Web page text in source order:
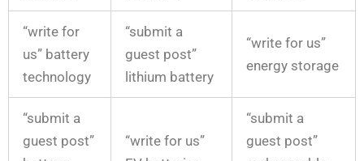
“write for
us” battery
technology
“submit a
guest post”
lithium battery
“write for us”
energy storage
“submit a
guest post”
“write for us”
“submit a
guest post”